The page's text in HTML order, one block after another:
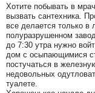
Хотите побывать в
вызвать сантехника.
все делается только в
полуразрушенном
до 7:30 утра нужно
дом с осыпающимися
постучаться в
недовольных
туалете.